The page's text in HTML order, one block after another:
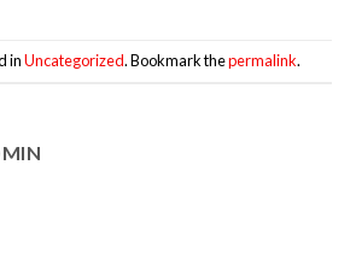
inUncategorized. Bookmark thepermalink.